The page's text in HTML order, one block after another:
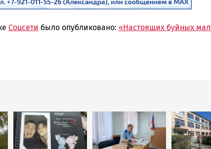
Соцсети было опубликовано: «Настоящих буйных
Image Image